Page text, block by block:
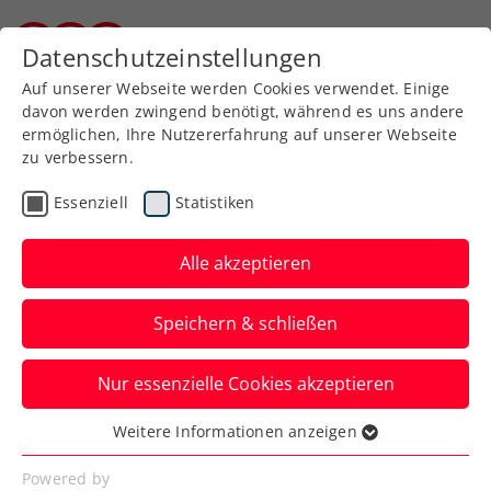
Zurück zur Newsübersicht
Kids & Jugend
Tennis
Bezirksmeisterschaften
Unterstufe – Bezirk St.
Veit / Feldkirchen
Am 12.05.2026 fanden in der TH St. Veit
die Bezirksmeisterschaften der
Unterstufen der Bezirke St. Veit und
Datenschutzeinstellungen
Auf unserer Webseite werden Cookies verwendet. Einige
davon werden zwingend benötigt, während es uns andere
ermöglichen, Ihre Nutzererfahrung auf unserer Webseite
zu verbessern.
Essenziell Statistiken
Alle akzeptieren
Speichern & schließen
Nur essenzielle Cookies akzeptieren
Essenziell
Essenzielle Cookies werden für grundlegende
Weitere Informationen anzeigen
Powered by